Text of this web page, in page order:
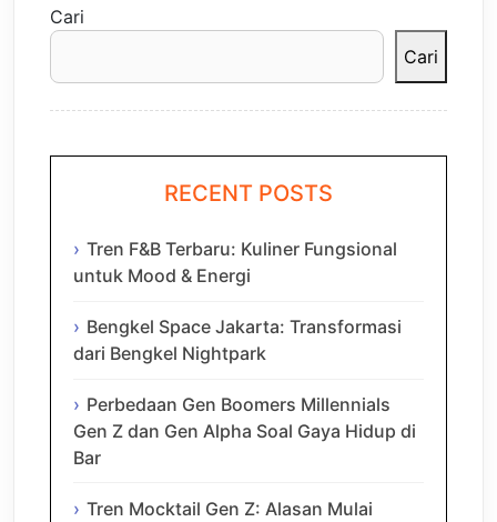
Cari
Cari
RECENT POSTS
Tren F&B Terbaru: Kuliner Fungsional
untuk Mood & Energi
Bengkel Space Jakarta: Transformasi
dari Bengkel Nightpark
Perbedaan Gen Boomers Millennials
Gen Z dan Gen Alpha Soal Gaya Hidup di
Bar
Tren Mocktail Gen Z: Alasan Mulai